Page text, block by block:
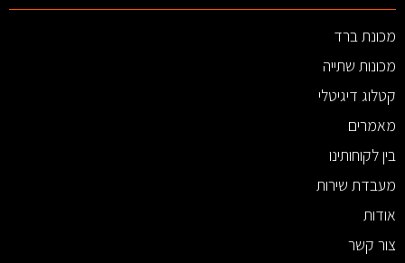
מכונת ברד
מכונות שתייה
קטלוג דיגיטלי
מאמרים
בין לקוחותינו
מעבדת שירות
אודות
צור קשר